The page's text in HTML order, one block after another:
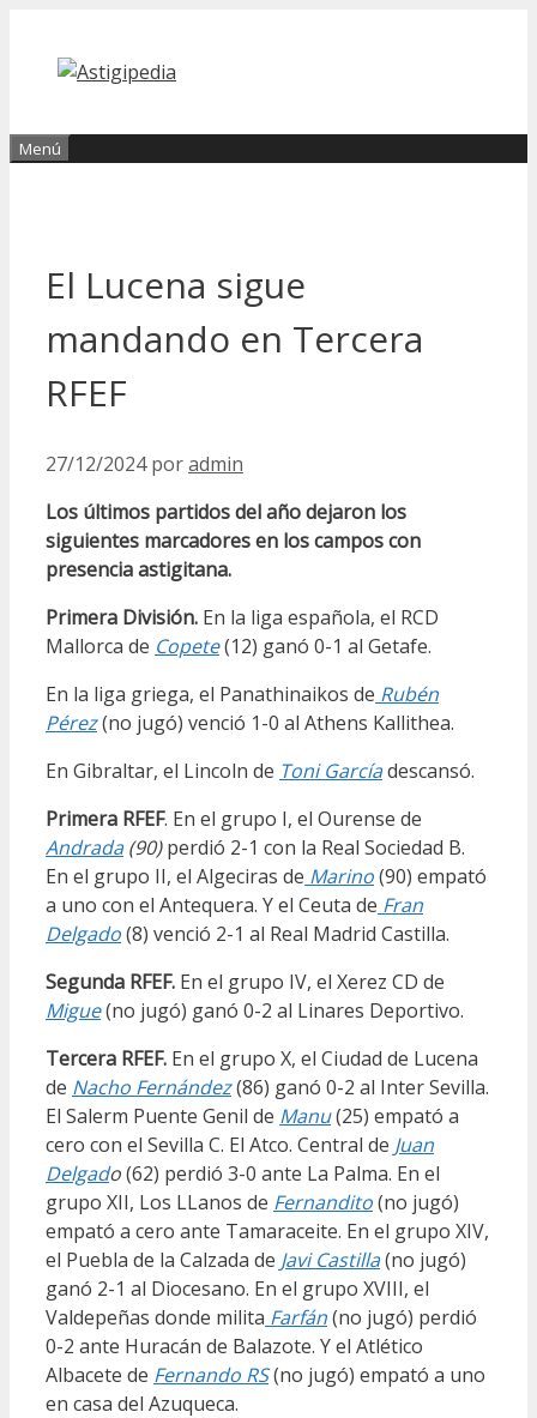
contenido
Menú
El Lucena sigue
mandando en Tercera
RFEF
27/12/2024 poradmin
Los últimos partidos del año dejaron los
siguientes marcadores en los campos con
presencia astigitana.
Primera División. En la liga española, el RCD
Mallorca de Copete(12) ganó 0-1 al Getafe.
En la liga griega, el Panathinaikos de Rubén
Pérez(no jugó) venció 1-0 al Athens Kallithea.
En Gibraltar, el Lincoln de Toni Garcíadescansó.
Primera RFEF. En el grupo I, el Ourense de
Andrada(90)perdió 2-1 con la Real Sociedad B.
En el grupo II, el Algeciras de Marino(90) empató
a uno con el Antequera. Y el Ceuta de Fran
Delgado(8) venció 2-1 al Real Madrid Castilla.
Segunda RFEF. En el grupo IV, el Xerez CD de
Migue(no jugó) ganó 0-2 al Linares Deportivo.
Tercera RFEF. En el grupo X, el Ciudad de Lucena
de Nacho Fernández(86) ganó 0-2 al Inter Sevilla.
El Salerm Puente Genil de Manu(25) empató a
cero con el Sevilla C. El Atco. Central de Juan
Delgado(62) perdió 3-0 ante La Palma. En el
grupo XII, Los LLanos de Fernandito(no jugó)
empató a cero ante Tamaraceite. En el grupo XIV,
el Puebla de la Calzada de Javi Castilla(no jugó)
ganó 2-1 al Diocesano. En el grupo XVIII, el
Valdepeñas donde milita Farfán(no jugó) perdió
0-2 ante Huracán de Balazote. Y el Atlético
Albacete de Fernando RS(no jugó) empató a uno
en casa del Azuqueca.